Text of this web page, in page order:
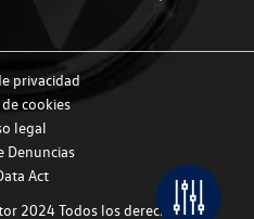
2024 Todos los derechos
privacidad
cookies
legal
Denuncias
Act